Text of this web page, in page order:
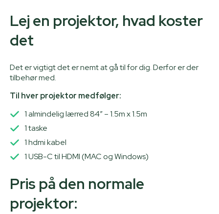
Lej en projektor, hvad koster
det
Det er vigtigt det er nemt at gå til for dig. Derfor er der
tilbehør med.
Til hver projektor medfølger:
1 almindelig lærred 84″ – 1.5m x 1.5m
1 taske
1 hdmi kabel
1 USB-C til HDMI (MAC og Windows)
Pris på den normale
projektor: